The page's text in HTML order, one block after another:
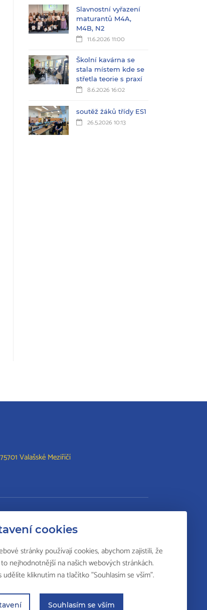
cookies
stránky používají cookies, abychom zajistili, že
nejhodnotnější na našich webových stránkách.
udělíte kliknutím na tlačítko "Souhlasím se vším".
Souhlasím se vším
Slavnostní vyřazení
maturantů M4A,
M4B, N2
11.6.2026 11:00
Školní kavárna se
stala místem kde se
střetla teorie s praxí
8.6.2026 16:02
soutěž žáků třídy ES1
26.5.2026 10:13
Valašské Meziříčí
způsobilost k výkonu činností v
soustava kvalifikací